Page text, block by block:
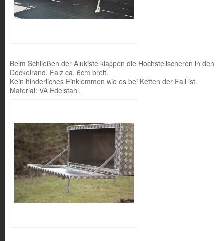
Beim Schließen der Alukiste klappen die Hochstellscheren in den
Deckelrand, Falz ca. 6cm breit.
Kein hinderliches Einklemmen wie es bei Ketten der Fall ist.
Material: VA Edelstahl.